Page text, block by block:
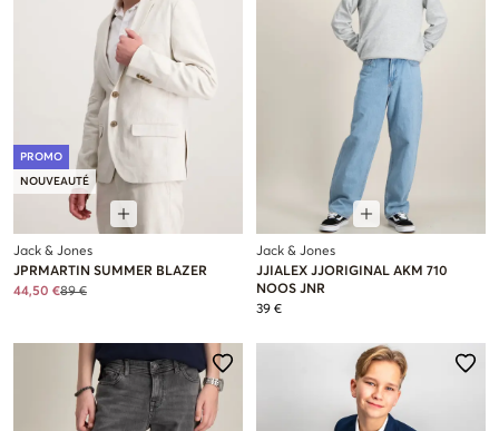
PROMO
NOUVEAUTÉ
Jack & Jones
JPRMARTIN SUMMER BLAZER
44,50 €89 €
Jack & Jones
JJIALEX JJORIGINAL AKM 710
NOOS JNR
39 €